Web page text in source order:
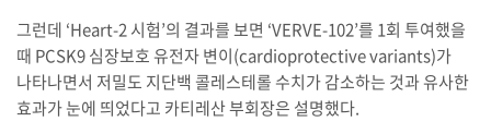
그런데 ‘Heart-2 시험’의 결과를 보면 ‘VERVE-102’를 1회 투여했을
때 PCSK9 심장보호 유전자 변이(cardioprotective variants)가
나타나면서 저밀도 지단백 콜레스테롤 수치가 감소하는 것과 유사한
효과가 눈에 띄었다고 카티레산 부회장은 설명했다.